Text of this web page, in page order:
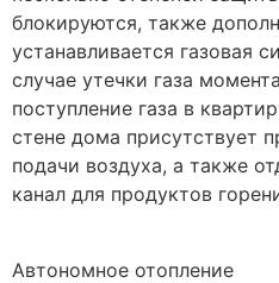
Автономное отопление
блокируются, также
устанавливается газовая
случае утечки газа
поступление газа в
стене дома присутствует
подачи воздуха, а также
канал для продуктов